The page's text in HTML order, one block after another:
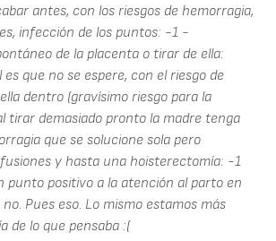
antes, con los riesgos de hemorragia,
infección de los puntos: -1 -
de la placenta o tirar de ella:
es que no se espere, con el riesgo de
dentro (gravísimo riesgo para la
tirar demasiado pronto la madre tenga
que se solucione sola pero
y hasta una hoisterectomía: -1
punto positivo a la atención al parto en
no. Pues eso. Lo mismo estamos más
de lo que pensaba :(